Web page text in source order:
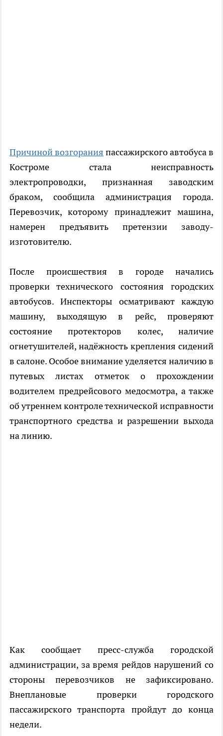
Причиной возгорания пассажирского автобуса в
Костроме стала неисправность
электропроводки, признанная заводским
браком, сообщила администрация города.
Перевозчик, которому принадлежит машина,
намерен предъявить претензии заводу-
изготовителю.
После происшествия в городе начались
проверки технического состояния городских
автобусов. Инспекторы осматривают каждую
машину, выходящую в рейс, проверяют
состояние протекторов колес, наличие
огнетушителей, надёжность крепления сидений
в салоне. Особое внимание уделяется наличию в
путевых листах отметок о прохождении
водителем предрейсового медосмотра, а также
об утреннем контроле технической исправности
транспортного средства и разрешении выхода
на линию.
Как сообщает пресс-служба городской
администрации, за время рейдов нарушений со
стороны перевозчиков не зафиксировано.
Внеплановые проверки городского
пассажирского транспорта пройдут до конца
недели.